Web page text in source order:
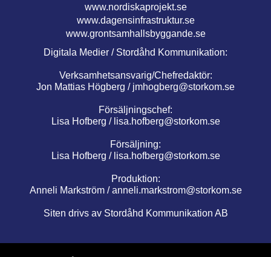
www.nordiskaprojekt.se
www.dagensinfrastruktur.se
www.grontsamhallsbyggande.se
Digitala Medier / Stordåhd Kommunikation:
Verksamhetsansvarig/Chefredaktör:
Jon Mattias Högberg / jmhogberg@storkom.se
Försäljningschef:
Lisa Hofberg / lisa.hofberg@storkom.se
Försäljning:
Lisa Hofberg / lisa.hofberg@storkom.se
Produktion:
Anneli Markström / anneli.markstrom@storkom.se
Siten drivs av Stordåhd Kommunikation AB